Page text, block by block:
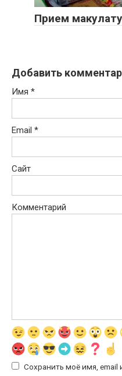
Прием
Добавить
Имя *
Email *
Сайт
Комментарий
Сохранить моё имя, email